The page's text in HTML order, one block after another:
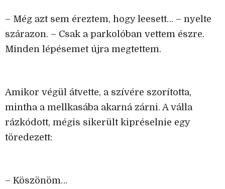
– Még azt sem éreztem, hogy leesett… – nyelte
szárazon. – Csak a parkolóban vettem észre.
Minden lépésemet újra megtettem.
Amikor végül átvette, a szívére szorította,
mintha a mellkasába akarná zárni. A válla
rázkódott, mégis sikerült kipréselnie egy
töredezett:
– Köszönöm…